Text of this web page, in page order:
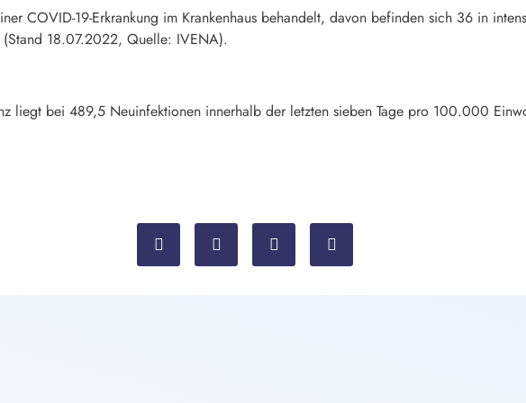
COVID-19-Erkrankung im Krankenhaus behandelt, davon befinden sich 36 in
(Stand 18.07.2022, Quelle: IVENA).
liegt bei 489,5 Neuinfektionen innerhalb der letzten sieben Tage pro 100.000